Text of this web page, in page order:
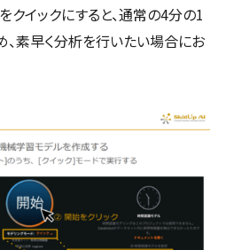
クイックにすると、通常の4分の1
素早く分析を行いたい場合にお